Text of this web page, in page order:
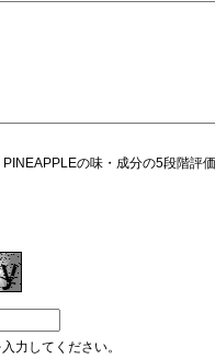
の味・成分の5段階評価
力してください。